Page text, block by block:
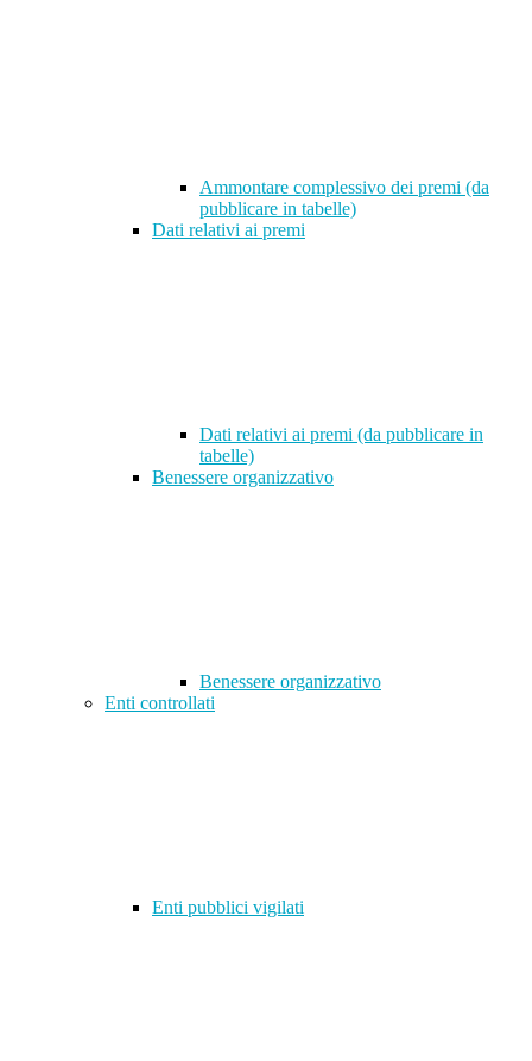
Ammontare complessivo dei premi (da
pubblicare in tabelle)
Dati relativi ai premi
Dati relativi ai premi (da pubblicare in
tabelle)
Benessere organizzativo
Benessere organizzativo
Enti controllati
Enti pubblici vigilati